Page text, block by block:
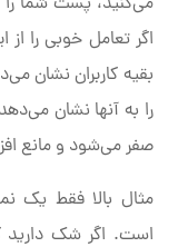
اگر تعامل خوبی را
بقیه کاربران نشان
را به آنها نشان
صفر می‌شود و مانع
مثال بالا فقط یک
است. اگر شک دارید